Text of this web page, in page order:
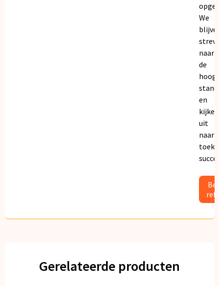
We
naar
de
en
kijken
uit
naar
Gerelateerde producten